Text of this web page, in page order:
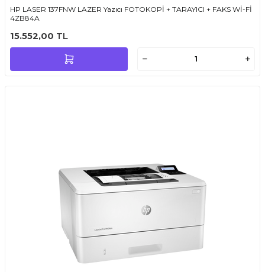
HP LASER 137FNW LAZER Yazıcı FOTOKOPİ + TARAYICI + FAKS Wİ-Fİ
4ZB84A
15.552,00 TL